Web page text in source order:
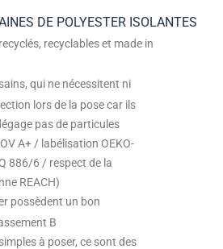
DE POLYESTER ISOLANTES
recyclables et made in
qui ne nécessitent ni
lors de la pose car ils
pas de particules
A+ / labélisation OEKO-
886/6 / respect de la
REACH)
possèdent un bon
B
à poser, ce sont des